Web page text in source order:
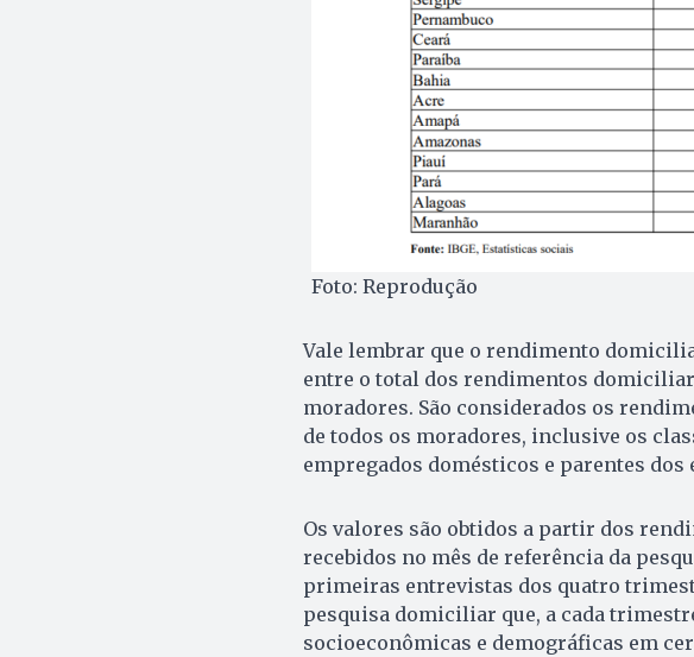
Foto: Reprodução
Vale lembrar que o rendimento
entre o total dos rendimentos
moradores. São considerados os
de todos os moradores, inclusive os
empregados domésticos e parentes
Os valores são obtidos a partir dos
recebidos no mês de referência da
primeiras entrevistas dos quatro
pesquisa domiciliar que, a cada
socioeconômicas e demográficas em